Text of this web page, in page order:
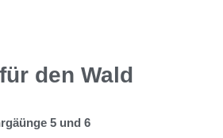
den Wald
5 und 6